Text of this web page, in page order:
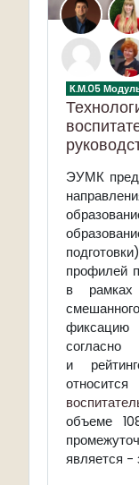
К.М.05
ЭУМК
профилей
в
фиксацию
согласно
и
объеме
является -